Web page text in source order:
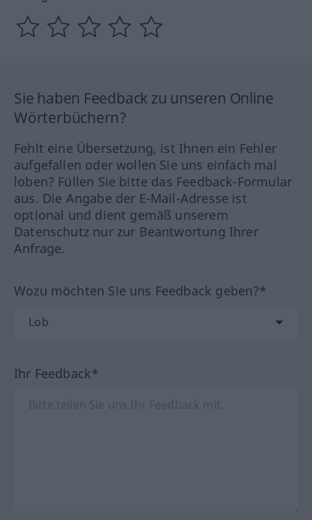
Sie haben Feedback zu unseren Online
Wörterbüchern?
Fehlt eine Übersetzung, ist Ihnen ein Fehler
aufgefallen oder wollen Sie uns einfach mal
loben? Füllen Sie bitte das Feedback-Formular
aus. Die Angabe der E-Mail-Adresse ist
optional und dient gemäß unserem
Datenschutz nur zur Beantwortung Ihrer
Anfrage.
Wozu möchten Sie uns Feedback geben?*
Ihr Feedback*